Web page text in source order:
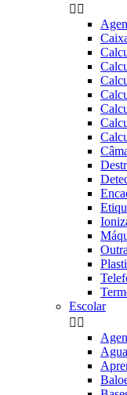
 
Escolar
 